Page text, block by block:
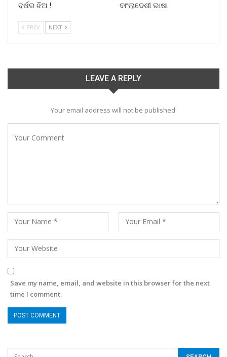
ବର୍ଷର ଝିଅ !
ବାଂଲାଦେଶୀ ଭାଷା
PREV NEXT
LEAVE A REPLY
Your email address will not be published.
Save my name, email, and website in this browser for the next
time I comment.